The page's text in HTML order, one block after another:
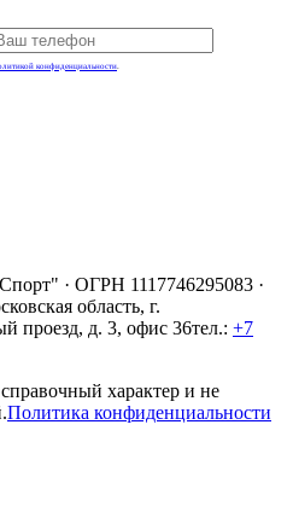
конфиденциальности.
· ОГРН 1117746295083 ·
область, г.
проезд, д. 3, офис 36тел.: +7
характер и не
Политика конфиденциальности